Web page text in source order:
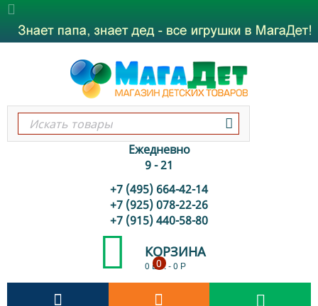
Ежедневно
9 - 21
+7 (495) 664-42-14
+7 (925) 078-22-26
+7 (915) 440-58-80
КОРЗИНА
0 шт.-0 Р
0